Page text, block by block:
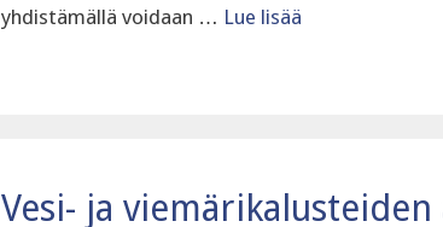
yhdistämällä voidaan … Lue lisää
Vesi- ja